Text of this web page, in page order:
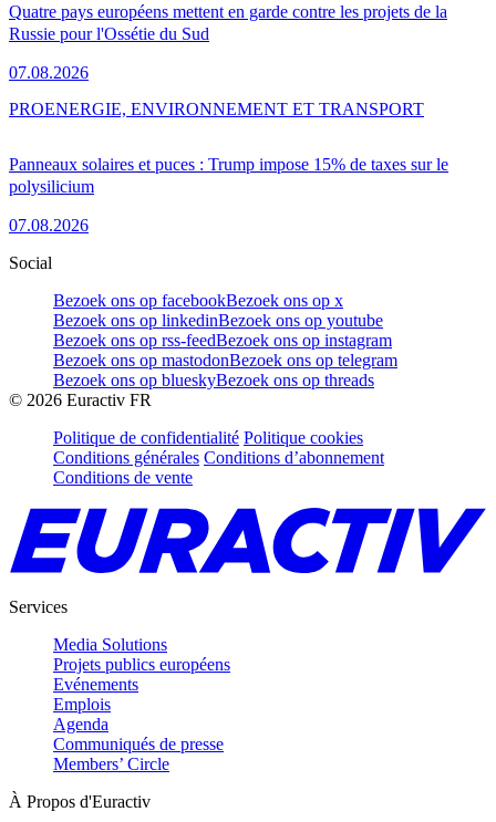
Quatre pays européens mettent en garde contre les projets de la
Russie pour l'Ossétie du Sud
07.08.2026
Panneaux solaires et puces : Trump impose 15% de taxes sur le
polysilicium
07.08.2026
PROENERGIE, ENVIRONNEMENT ET TRANSPORT
Social
Bezoek ons op facebookBezoek ons op x
Bezoek ons op linkedinBezoek ons op youtube
Bezoek ons op rss-feedBezoek ons op instagram
Bezoek ons op mastodonBezoek ons op telegram
Bezoek ons op blueskyBezoek ons op threads
© 2026 Euractiv FR
Politique de confidentialité Politique cookies
Conditions générales Conditions d’abonnement
Conditions de vente
Services
Media Solutions
Projets publics européens
Evénements
Emplois
Agenda
Communiqués de presse
Members’ Circle
À Propos d'Euractiv